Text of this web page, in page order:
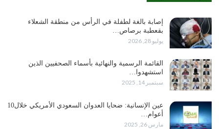
إصابة بالغة لطفلة في الرأس من منطقة الشعلاء
بقعطبة برصاص…
يوليو 28, 2026
القائمة الرسمية والنهائية بأسماء الصحفيين الذين
استشهدوا…
سبتمبر 14, 2025
عين الإنسانية: ضحايا العدوان السعودي الأمريكي خلال10
أعوام…
مارس 26, 2025